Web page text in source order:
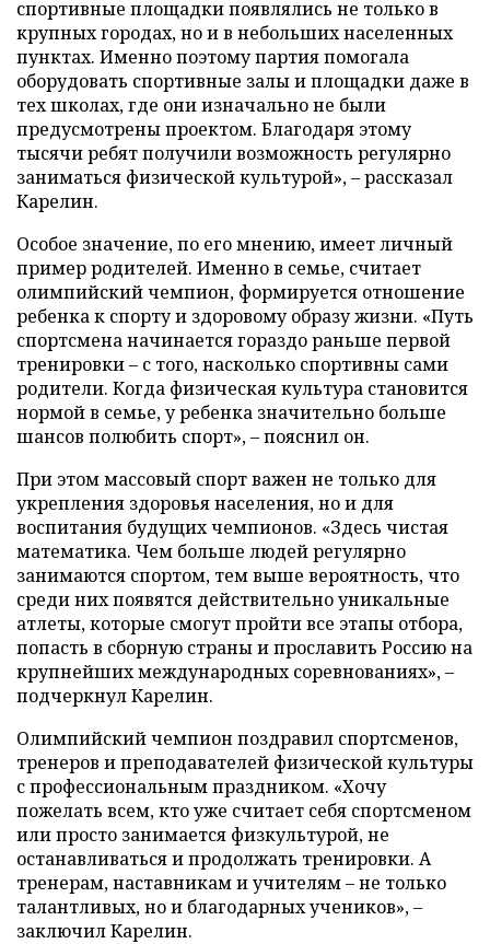
спортивные площадки появлялись не только в
крупных городах, но и в небольших населенных
пунктах. Именно поэтому партия помогала
оборудовать спортивные залы и площадки даже в
тех школах, где они изначально не были
предусмотрены проектом. Благодаря этому
тысячи ребят получили возможность регулярно
заниматься физической культурой», – рассказал
Карелин.
Особое значение, по его мнению, имеет личный
пример родителей. Именно в семье, считает
олимпийский чемпион, формируется отношение
ребенка к спорту и здоровому образу жизни. «Путь
спортсмена начинается гораздо раньше первой
тренировки – с того, насколько спортивны сами
родители. Когда физическая культура становится
нормой в семье, у ребенка значительно больше
шансов полюбить спорт», – пояснил он.
При этом массовый спорт важен не только для
укрепления здоровья населения, но и для
воспитания будущих чемпионов. «Здесь чистая
математика. Чем больше людей регулярно
занимаются спортом, тем выше вероятность, что
среди них появятся действительно уникальные
атлеты, которые смогут пройти все этапы отбора,
попасть в сборную страны и прославить Россию на
крупнейших международных соревнованиях», –
подчеркнул Карелин.
Олимпийский чемпион поздравил спортсменов,
тренеров и преподавателей физической культуры
с профессиональным праздником. «Хочу
пожелать всем, кто уже считает себя спортсменом
или просто занимается физкультурой, не
останавливаться и продолжать тренировки. А
тренерам, наставникам и учителям – не только
талантливых, но и благодарных учеников», –
заключил Карелин.